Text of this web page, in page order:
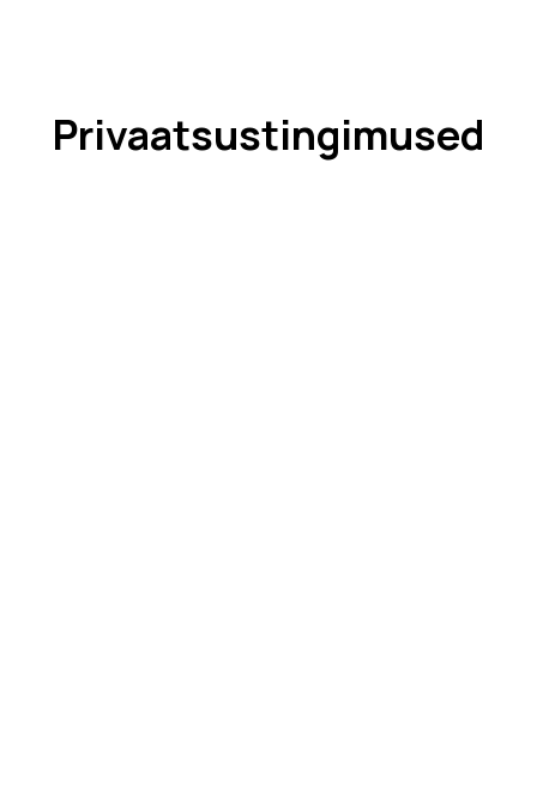
Privaatsustingimused